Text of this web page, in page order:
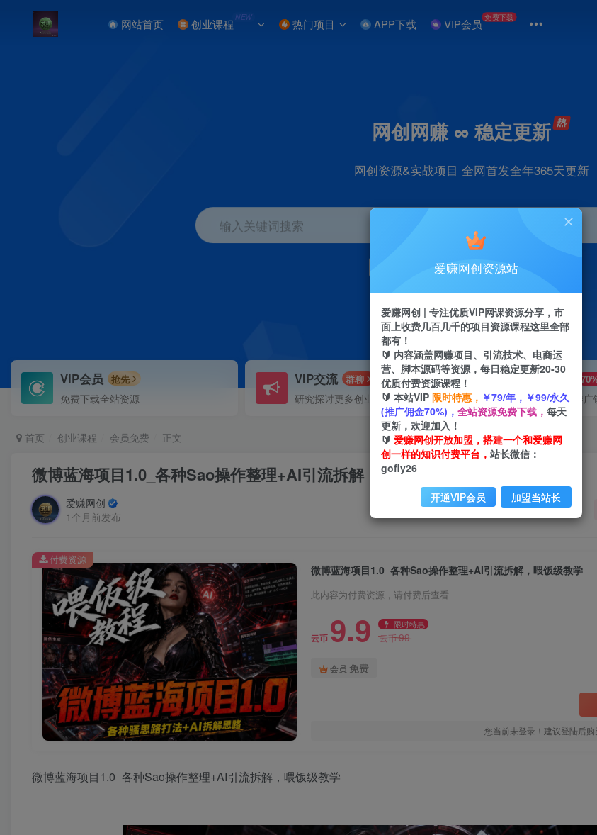
网站首页 创业课程 NEW 热门项目 APP下载 VIP会员 免费下载
网创网赚 ∞ 稳定更新
网创资源&实战项目 全网首发全年365天更新
输入关键词搜索
直播 剪辑 小红书
VIP会员 抢先
免费下载全站资源
VIP交流 群聊
研究探讨更多创业项目路子。
VIP推广
会员专属推广
首页 创业课程 会员免费 正文
微博蓝海项目1.0_各种Sao操作整理+AI引流拆解，喂饭级教学
爱赚网创
1个月前发布
微博蓝海项目1.0_各种Sao操作整理+AI引流拆解，喂饭级教学
此内容为付费资源，请付费后查看
云币 9.9 限时特惠
云币99
会员 免费
您当前未登录！建议登陆后
付费资源
微博蓝海项目1.0_各种Sao操作整理+AI引流拆解，喂饭级教学
爱赚网创资源站
爱赚网创 | 专注优质VIP网课资源分享，市
面上收费几百几千的项目资源课程这里全部
都有！
🔰 内容涵盖网赚项目、引流技术、电商运
营、脚本源码等资源，每日稳定更新20-30
优质付费资源课程！
🔰 本站VIP 限时特惠， ￥79/年，￥99/永久
(推广佣金70%)， 全站资源免费下载， 每天
更新，欢迎加入！
🔰 爱赚网创开放加盟，搭建一个和爱赚网
创一样的知识付费平台， 站长微信：
gofly26
开通VIP会员 加盟当站长